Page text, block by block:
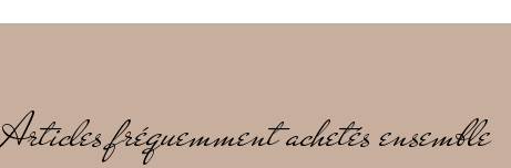
Articles fréquemment achetés ensemble